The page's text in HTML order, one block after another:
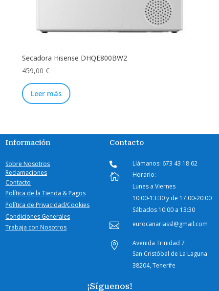
Secadora Hisense DHQE800BW2
459,00 €
Leer más
Información
Sobre Nosotros
Reclamaciones
Contacto
Política de la Tienda & Pagos
Política de Privacidad/Cookies
Condiciones Generales
Trabaja con Nosotros
Contacto
 Llámanos: 673 43 18 62

Horario:
Lunes a Viernes
10:00-13:30 y de 17:00-20:00
Sábados 10:00 a 13:30
 eurocanariassl@gmail.com

Avenida Trinidad 7
San Cristóbal de La Laguna
38204, Tenerife
¡Síguenos!